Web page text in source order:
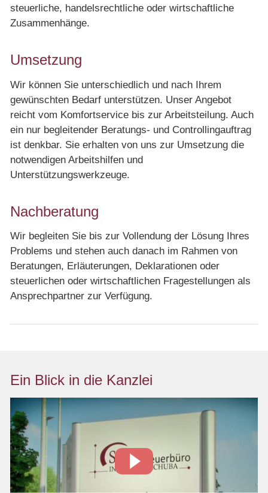
steuerliche, handelsrechtliche oder wirtschaftliche
Zusammenhänge.
Umsetzung
Wir können Sie unterschiedlich und nach Ihrem
gewünschten Bedarf unterstützen. Unser Angebot
reicht vom Komfortservice bis zur Arbeitsteilung. Auch
ein nur begleitender Beratungs- und Controllingauftrag
ist denkbar. Sie erhalten von uns zur Umsetzung die
notwendigen Arbeitshilfen und
Unterstützungswerkzeuge.
Nachberatung
Wir begleiten Sie bis zur Vollendung der Lösung Ihres
Problems und stehen auch danach im Rahmen von
Beratungen, Erläuterungen, Deklarationen oder
steuerlichen oder wirtschaftlichen Fragestellungen als
Ansprechpartner zur Verfügung.
Ein Blick in die Kanzlei